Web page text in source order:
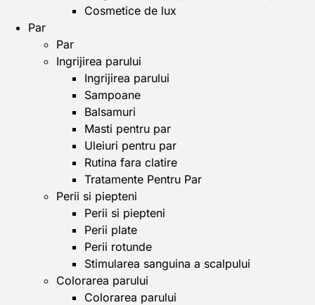
Cosmetice de lux
Par
Par
Ingrijirea parului
Ingrijirea parului
Sampoane
Balsamuri
Masti pentru par
Uleiuri pentru par
Rutina fara clatire
Tratamente Pentru Par
Perii si piepteni
Perii si piepteni
Perii plate
Perii rotunde
Stimularea sanguina a scalpului
Colorarea parului
Colorarea parului